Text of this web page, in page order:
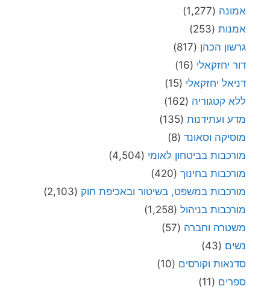
אמונה (1,277)
אמנות (253)
גרשון הכהן (817)
דור יחזקאלי (16)
דניאל יחזקאלי (15)
ללא קטגוריה (162)
מדע ועתידנות (135)
מוסיקה וסאונד (8)
מורכבות בביטחון לאומי (4,504)
מורכבות בחינוך (420)
מורכבות במשפט, בשיטור ובאכיפת חוק (2,103)
מורכבות בניהול (1,258)
משטרה וחברה (57)
נשים (43)
סדנאות וקורסים (10)
ספרים (11)